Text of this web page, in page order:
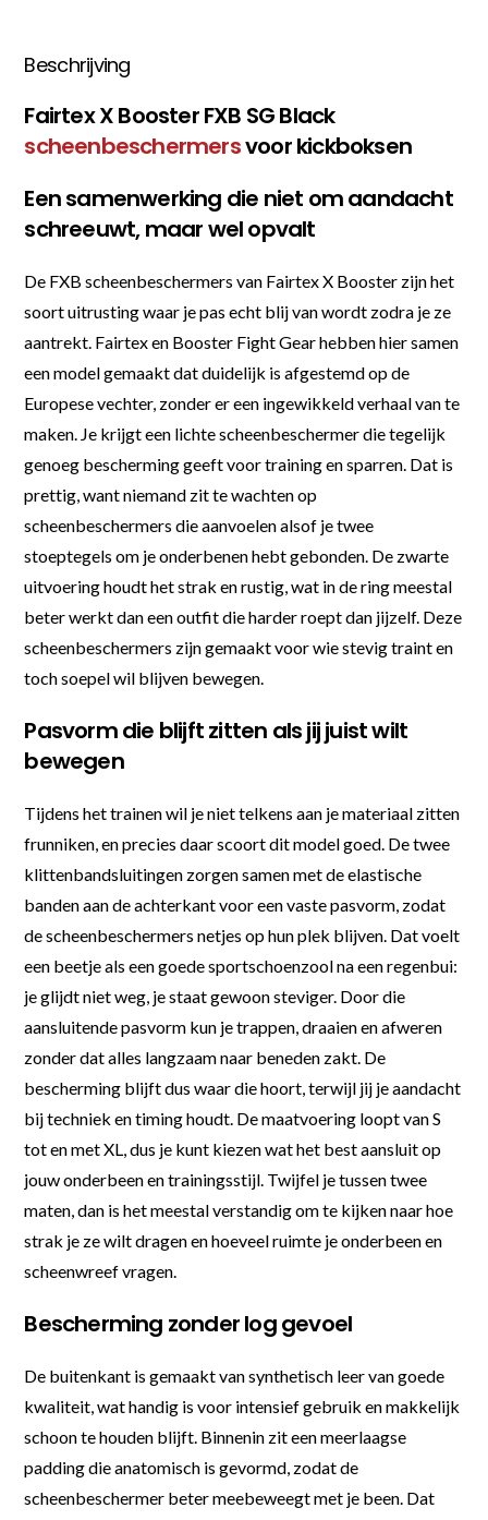
Beschrijving
Fairtex X Booster FXB SG Black
scheenbeschermersvoor kickboksen
Een samenwerking die niet om aandacht
schreeuwt, maar wel opvalt
De FXB scheenbeschermers van Fairtex X Booster zijn het
soort uitrusting waar je pas echt blij van wordt zodra je ze
aantrekt. Fairtex en Booster Fight Gear hebben hier samen
een model gemaakt dat duidelijk is afgestemd op de
Europese vechter, zonder er een ingewikkeld verhaal van te
maken. Je krijgt een lichte scheenbeschermer die tegelijk
genoeg bescherming geeft voor training en sparren. Dat is
prettig, want niemand zit te wachten op
scheenbeschermers die aanvoelen alsof je twee
stoeptegels om je onderbenen hebt gebonden. De zwarte
uitvoering houdt het strak en rustig, wat in de ring meestal
beter werkt dan een outfit die harder roept dan jijzelf. Deze
scheenbeschermers zijn gemaakt voor wie stevig traint en
toch soepel wil blijven bewegen.
Pasvorm die blijft zitten als jij juist wilt
bewegen
Tijdens het trainen wil je niet telkens aan je materiaal zitten
frunniken, en precies daar scoort dit model goed. De twee
klittenbandsluitingen zorgen samen met de elastische
banden aan de achterkant voor een vaste pasvorm, zodat
de scheenbeschermers netjes op hun plek blijven. Dat voelt
een beetje als een goede sportschoenzool na een regenbui:
je glijdt niet weg, je staat gewoon steviger. Door die
aansluitende pasvorm kun je trappen, draaien en afweren
zonder dat alles langzaam naar beneden zakt. De
bescherming blijft dus waar die hoort, terwijl jij je aandacht
bij techniek en timing houdt. De maatvoering loopt van S
tot en met XL, dus je kunt kiezen wat het best aansluit op
jouw onderbeen en trainingsstijl. Twijfel je tussen twee
maten, dan is het meestal verstandig om te kijken naar hoe
strak je ze wilt dragen en hoeveel ruimte je onderbeen en
scheenwreef vragen.
Bescherming zonder log gevoel
De buitenkant is gemaakt van synthetisch leer van goede
kwaliteit, wat handig is voor intensief gebruik en makkelijk
schoon te houden blijft. Binnenin zit een meerlaagse
padding die anatomisch is gevormd, zodat de
scheenbeschermer beter meebeweegt met je been. Dat